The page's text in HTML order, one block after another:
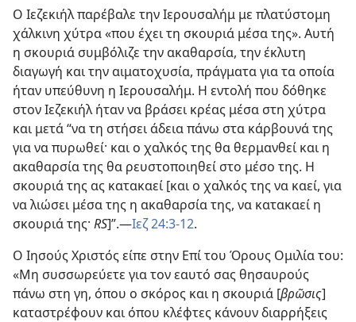
Ο Ιεζεκιήλ παρέβαλε την Ιερουσαλήμ με πλατύστομη
χάλκινη χύτρα «που έχει τη σκουριά μέσα της». Αυτή
η σκουριά συμβόλιζε την ακαθαρσία, την έκλυτη
διαγωγή και την αιματοχυσία, πράγματα για τα οποία
ήταν υπεύθυνη η Ιερουσαλήμ. Η εντολή που δόθηκε
στον Ιεζεκιήλ ήταν να βράσει κρέας μέσα στη χύτρα
και μετά “να τη στήσει άδεια πάνω στα κάρβουνά της
για να πυρωθεί· και ο χαλκός της θα θερμανθεί και η
ακαθαρσία της θα ρευστοποιηθεί στο μέσο της. Η
σκουριά της ας κατακαεί [και ο χαλκός της να καεί, για
να λιώσει μέσα της η ακαθαρσία της, να κατακαεί η
σκουριά της· RS]”.—Ιεζ 24:3-12.
Ο Ιησούς Χριστός είπε στην Επί του Όρους Ομιλία του:
«Μη συσσωρεύετε για τον εαυτό σας θησαυρούς
πάνω στη γη, όπου ο σκόρος και η σκουριά [βρῶσις]
καταστρέφουν και όπου κλέφτες κάνουν διαρρήξεις